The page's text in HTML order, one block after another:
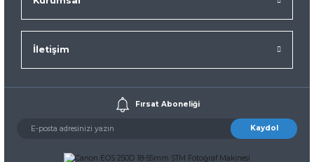
İletişim
Fırsat Aboneliği
Kaydol